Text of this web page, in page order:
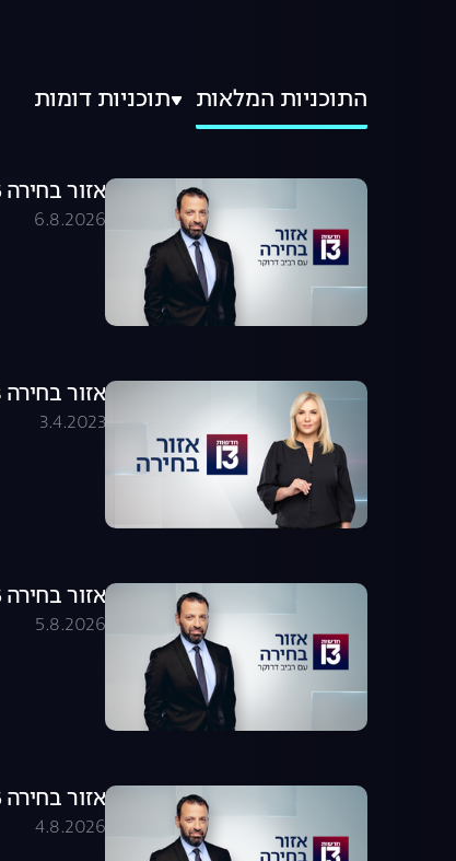
התוכניות המלאות תוכניות דומות
אזור בחירה 06.08.26 - התכנית המלאה
6.8.2026
אזור בחירה 26.01.23 - התכנית המלאה
3.4.2023
אזור בחירה 05.08.26 - התכנית המלאה
5.8.2026
אזור בחירה 04.08.26 - התכנית המלאה
4.8.2026